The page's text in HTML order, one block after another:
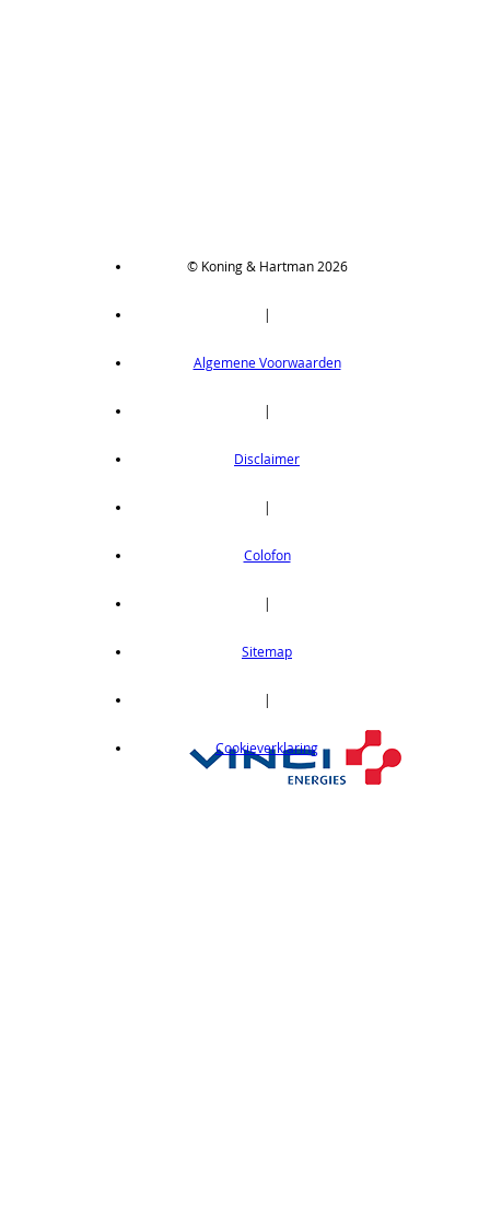
© Koning & Hartman 2026
|
Algemene Voorwaarden
|
Disclaimer
|
Colofon
|
Sitemap
|
Cookieverklaring